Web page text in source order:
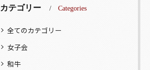
カテゴリー Categories
全てのカテゴリー
女子会
和牛